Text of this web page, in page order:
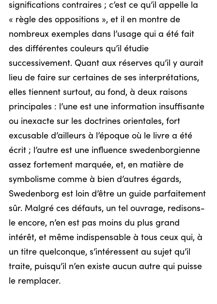
significations contraires ; c’est ce qu’il appelle la
« règle des oppositions », et il en montre de
nombreux exemples dans l’usage qui a été fait
des différentes couleurs qu’il étudie
successivement. Quant aux réserves qu’il y aurait
lieu de faire sur certaines de ses interprétations,
elles tiennent surtout, au fond, à deux raisons
principales : l’une est une information insuffisante
ou inexacte sur les doctrines orientales, fort
excusable d’ailleurs à l’époque où le livre a été
écrit ; l’autre est une influence swedenborgienne
assez fortement marquée, et, en matière de
symbolisme comme à bien d’autres égards,
Swedenborg est loin d’être un guide parfaitement
sûr. Malgré ces défauts, un tel ouvrage, redisons-
le encore, n’en est pas moins du plus grand
intérêt, et même indispensable à tous ceux qui, à
un titre quelconque, s’intéressent au sujet qu’il
traite, puisqu’il n’en existe aucun autre qui puisse
le remplacer.